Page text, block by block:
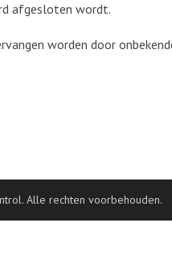
afgesloten wordt.
worden door
Alle rechten voorbehouden.